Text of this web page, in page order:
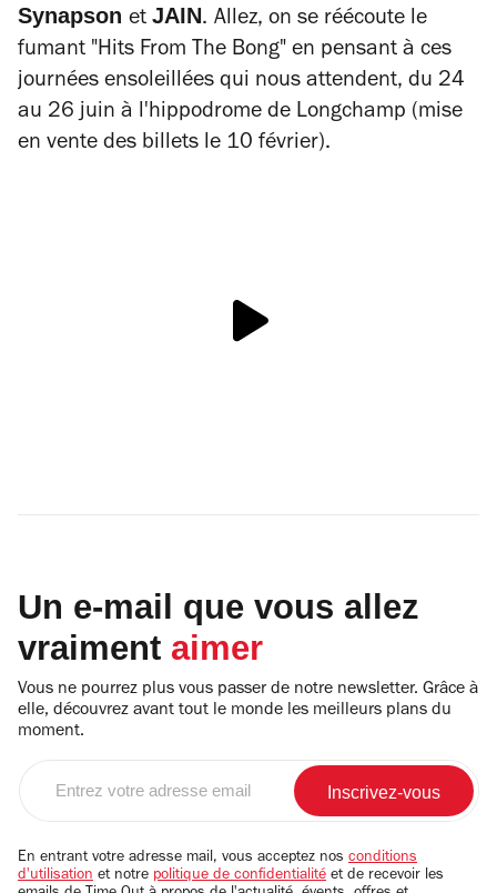
Synapson et JAIN. Allez, on se réécoute le
fumant "Hits From The Bong" en pensant à ces
journées ensoleillées qui nous attendent, du 24
au 26 juin à l'hippodrome de Longchamp (mise
en vente des billets le 10 février).
Un e-mail que vous allez
vraiment aimer
Vous ne pourrez plus vous passer de notre newsletter. Grâce à
elle, découvrez avant tout le monde les meilleurs plans du
moment.
email
En entrant votre adresse mail, vous acceptez nos conditions
d'utilisation et notre politique de confidentialité et de recevoir les